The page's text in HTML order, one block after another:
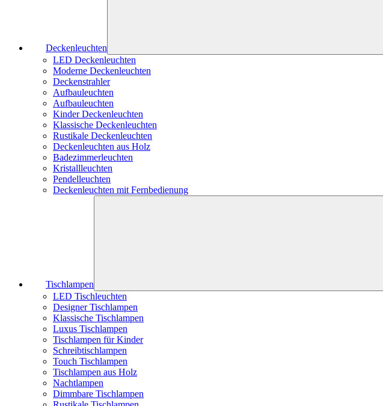
Deckenleuchten
LED Deckenleuchten
Moderne Deckenleuchten
Deckenstrahler
Aufbauleuchten
Aufbauleuchten
Kinder Deckenleuchten
Klassische Deckenleuchten
Rustikale Deckenleuchten
Deckenleuchten aus Holz
Badezimmerleuchten
Kristallleuchten
Pendelleuchten
Deckenleuchten mit Fernbedienung
Tischlampen
LED Tischleuchten
Designer Tischlampen
Klassische Tischlampen
Luxus Tischlampen
Tischlampen für Kinder
Schreibtischlampen
Touch Tischlampen
Tischlampen aus Holz
Nachtlampen
Dimmbare Tischlampen